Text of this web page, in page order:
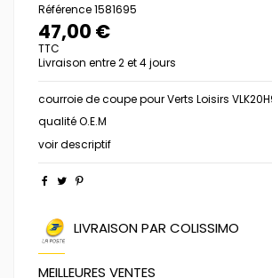
Référence1581695
47,00 €
TTC
Livraison entre 2 et 4 jours
courroie de coupe pour Verts Loisirs
qualité O.E.M
voir descriptif
LIVRAISON PAR COLISSIMO
MEILLEURES VENTES